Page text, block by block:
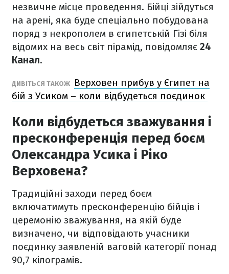
незвичне місце проведення. Бійці зійдуться
на арені, яка буде спеціально побудована
поряд з некрополем в єгипетській Гізі біля
відомих на весь світ пірамід, повідомляє 24
Канал.
ДИВІТЬСЯ ТАКОЖ
Верховен прибув у Єгипет на
бій з Усиком – коли відбудеться поєдинок
Коли відбудеться зважування і
пресконференція перед боєм
Олександра Усика і Ріко
Верховена?
Традиційні заходи перед боєм
включатимуть пресконференцію бійців і
церемонію зважування, на якій буде
визначено, чи відповідають учасники
поєдинку заявленій ваговій категорії понад
90,7 кілограмів.